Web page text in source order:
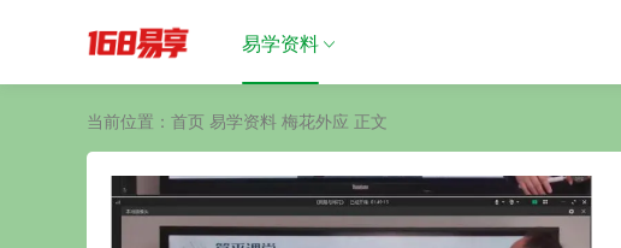
易学资料
当前位置： 首页 易学资料 梅花外应 正文